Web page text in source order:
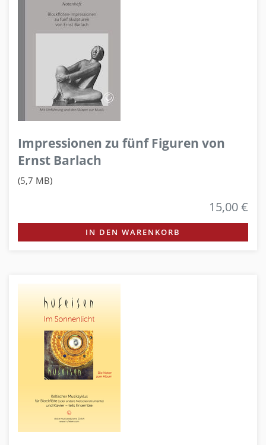
Impressionen zu fünf Figuren von
Ernst Barlach
(5,7 MB)
15,00 €
IN DEN WARENKORB